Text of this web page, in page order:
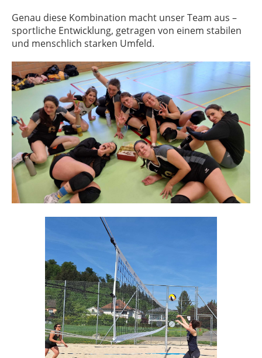
Genau diese Kombination macht unser Team aus –
sportliche Entwicklung, getragen von einem stabilen
und menschlich starken Umfeld.